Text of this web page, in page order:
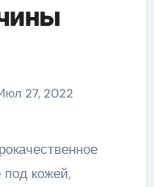
27, 2022
под кожей,